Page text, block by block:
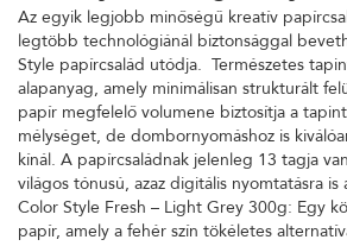
Az egyik legjobb minőségű kreatív
legtöbb technológiánál biztonsággal
Style papírcsalád utódja. Természetes
alapanyag, amely minimálisan strukturált
papír megfelelő volumene biztosítja a
mélységet, de dombornyomáshoz is
kínál. A papírcsaládnak jelenleg 13 tagja
világos tónusú, azaz digitális nyomtatásra is
Color Style Fresh – Light Grey 300g: Egy
papír, amely a fehér szín tökéletes